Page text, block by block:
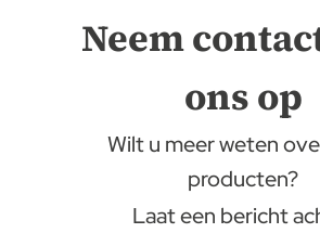
Neem
ons op
Wilt u meer weten
producten?
Laat een bericht